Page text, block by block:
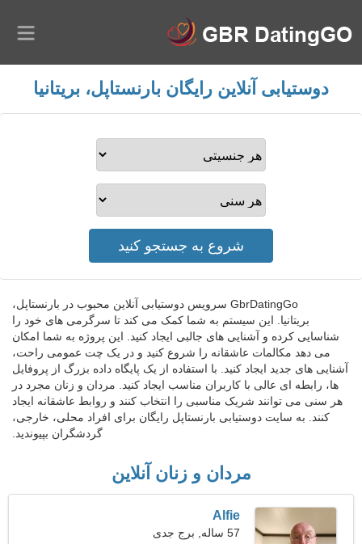
دوستیابی آنلاین رایگان بارنستاپل، بریتانیا
GbrDatingGo سرویس دوستیابی آنلاین محبوب در بارنستاپل،
بریتانیا. این سیستم به شما کمک می کند تا سرگرمی های خود را
شناسایی کرده و آشنایی های جالبی ایجاد کنید. این پروژه به شما امکان
می دهد مکالمات عاشقانه را شروع کنید و در یک چت عمومی راحت،
آشنایی های جدید ایجاد کنید. با استفاده از یک پایگاه داده بزرگ از پروفایل
ها، رابطه ای عالی با کاربران مناسب ایجاد کنید. مردان و زنان مجرد در
هر سنی می توانند شریک مناسبی را انتخاب کنند و روابط عاشقانه ایجاد
کنند. به سایت دوستیابی بارنستاپل رایگان برای افراد محلی، خارجی،
گردشگران بپیوندید.
مردان و زنان آنلاین
Alfie
57 ساله, برج جدی